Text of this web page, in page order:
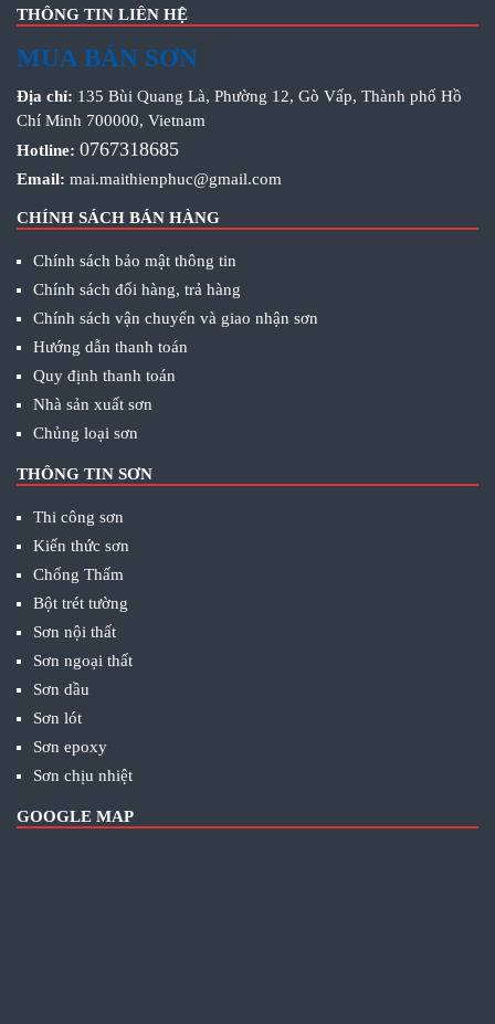
THÔNG TIN LIÊN HỆ
MUA BÁN SƠN
Địa chỉ: 135 Bùi Quang Là, Phường 12, Gò Vấp, Thành phố Hồ
Chí Minh 700000, Vietnam
Hotline: 0767318685
Email: mai.maithienphuc@gmail.com
CHÍNH SÁCH BÁN HÀNG
Chính sách bảo mật thông tin
Chính sách đổi hàng, trả hàng
Chính sách vận chuyển và giao nhận sơn
Hướng dẫn thanh toán
Quy định thanh toán
Nhà sản xuất sơn
Chủng loại sơn
THÔNG TIN SƠN
Thi công sơn
Kiến thức sơn
Chống Thấm
Bột trét tường
Sơn nội thất
Sơn ngoại thất
Sơn dầu
Sơn lót
Sơn epoxy
Sơn chịu nhiệt
GOOGLE MAP